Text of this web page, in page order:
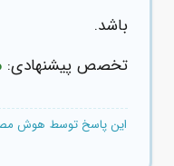
باشد.
تخصص پیشنهادی:
این پاسخ توسط هوش